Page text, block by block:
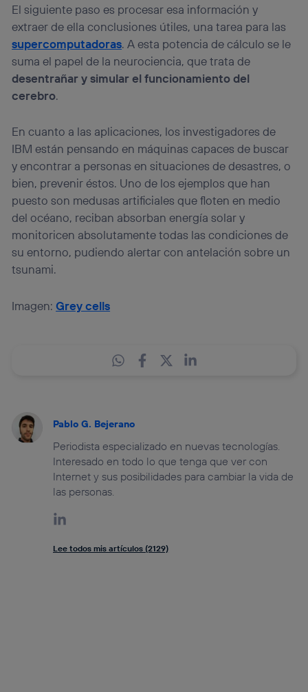
El siguiente paso es procesar esa información y
extraer de ella conclusiones útiles, una tarea para las
supercomputadoras. A esta potencia de cálculo se le
suma el papel de la neurociencia, que trata de
desentrañar y simular el funcionamiento del
cerebro.
En cuanto a las aplicaciones, los investigadores de
IBM están pensando en máquinas capaces de buscar
y encontrar a personas en situaciones de desastres, o
bien, prevenir éstos. Uno de los ejemplos que han
puesto son medusas artificiales que floten en medio
del océano, reciban absorban energía solar y
monitoricen absolutamente todas las condiciones de
su entorno, pudiendo alertar con antelación sobre un
tsunami.
Imagen:Grey cells
Pablo G. Bejerano
Periodista especializado en nuevas tecnologías.
Interesado en todo lo que tenga que ver con
Internet y sus posibilidades para cambiar la vida de
las personas.
Lee todos mis artículos (2129)